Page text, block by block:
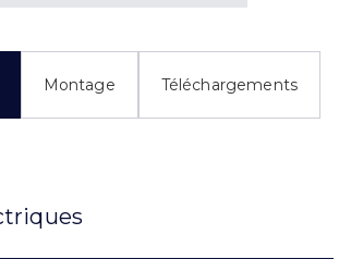
Montage Téléchargements